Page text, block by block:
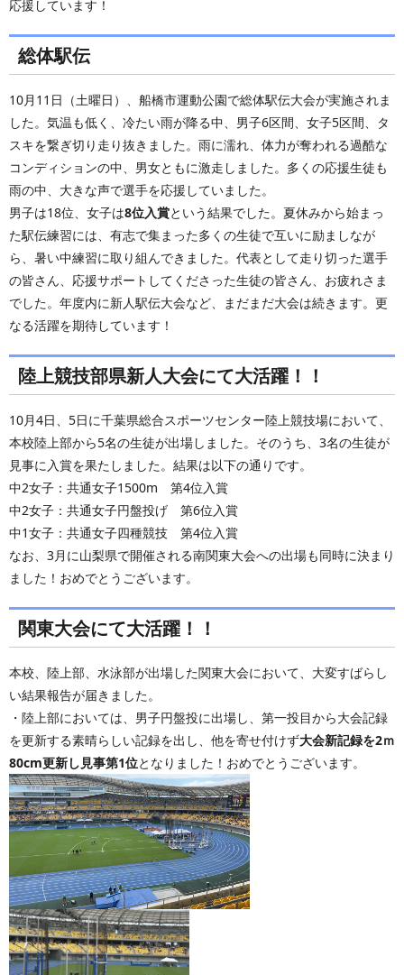
応援しています！
総体駅伝
10月11日（土曜日）、船橋市運動公園で総体駅伝大会が実施されま
した。気温も低く、冷たい雨が降る中、男子6区間、女子5区間、タ
スキを繋ぎ切り走り抜きました。雨に濡れ、体力が奪われる過酷な
コンディションの中、男女ともに激走しました。多くの応援生徒も
雨の中、大きな声で選手を応援していました。
男子は18位、女子は8位入賞という結果でした。夏休みから始まっ
た駅伝練習には、有志で集まった多くの生徒で互いに励ましなが
ら、暑い中練習に取り組んできました。代表として走り切った選手
の皆さん、応援サポートしてくださった生徒の皆さん、お疲れさま
でした。年度内に新人駅伝大会など、まだまだ大会は続きます。更
なる活躍を期待しています！
陸上競技部県新人大会にて大活躍！！
10月4日、5日に千葉県総合スポーツセンター陸上競技場において、
本校陸上部から5名の生徒が出場しました。そのうち、3名の生徒が
見事に入賞を果たしました。結果は以下の通りです。
中2女子：共通女子1500m 第4位入賞
中2女子：共通女子円盤投げ 第6位入賞
中1女子：共通女子四種競技 第4位入賞
なお、3月に山梨県で開催される南関東大会への出場も同時に決まり
ました！おめでとうございます。
関東大会にて大活躍！！
本校、陸上部、水泳部が出場した関東大会において、大変すばらし
い結果報告が届きました。
・陸上部においては、男子円盤投に出場し、第一投目から大会記録
を更新する素晴らしい記録を出し、他を寄せ付けず大会新記録を2ｍ
80cm更新し見事第1位となりました！おめでとうございます。